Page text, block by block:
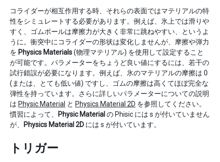
コライダーが相互作用する時、それらの表面ではマテリアルの特
性をシミュレートする必要があります。例えば、氷上では滑りや
すく、ゴムボールは摩擦力が大きく非常に跳ねやすい、というよ
うに。衝突中にコライダーの形状は変化しませんが、摩擦や弾力
を Physics Materials(物理マテリアル) を使用して設定すること
が可能です。パラメーターをちょうど良い値にするには、若干の
試行錯誤が必要になります。例えば、氷のマテリアルの摩擦は 0
(または、とても低い値) ですし、ゴムの摩擦は高くてほぼ完全な
弾性を持っています。さらに詳しいパラメーターについての説明
は Physic Material と Physics Material 2D を参照してください。
慣習によって、
Physic Material の Phisic には s が付いていません
が、
Physics Material 2D には s が付いています。
トリガー